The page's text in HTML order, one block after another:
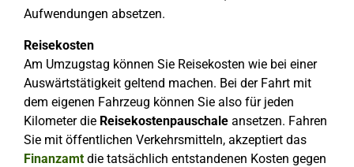
Aufwendungen absetzen.
Reisekosten
Am Umzugstag können Sie Reisekosten wie bei einer
Auswärtstätigkeit geltend machen. Bei der Fahrt mit
dem eigenen Fahrzeug können Sie also für jeden
Kilometer die Reisekostenpauschale ansetzen. Fahren
Sie mit öffentlichen Verkehrsmitteln, akzeptiert das
Finanzamtdie tatsächlich entstandenen Kosten gegen